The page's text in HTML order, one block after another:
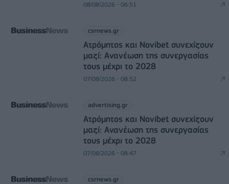
08/08/2026 - 06:51
csrnews.gr
Ατρόμητος και Novibet συνεχίζουν
μαζί: Ανανέωση της συνεργασίας
τους μέχρι το 2028
07/08/2026 - 08:52
advertising.gr
Ατρόμητος και Novibet συνεχίζουν
μαζί: Ανανέωση της συνεργασίας
τους μέχρι το 2028
07/08/2026 - 08:47
csrnews.gr